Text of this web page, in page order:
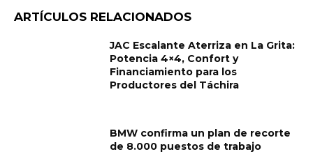
ARTÍCULOS RELACIONADOS
JAC Escalante Aterriza en La Grita:
Potencia 4×4, Confort y
Financiamiento para los
Productores del Táchira
BMW confirma un plan de recorte
de 8.000 puestos de trabajo